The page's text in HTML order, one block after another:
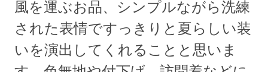
風を運ぶお品、シンプルながら洗練
された表情ですっきりと夏らしい装
いを演出してくれることと思いま